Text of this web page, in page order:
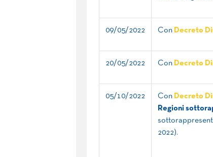
09/05/2022 Con Decreto
20/05/2022 Con Decreto
05/10/2022 Con Decreto
Regioni
2022).